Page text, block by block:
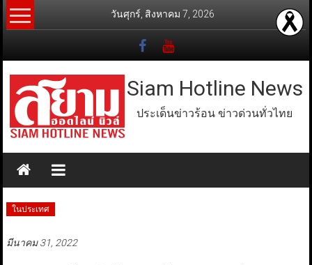
Skip
to
วันศุกร์, สิงหาคม 7, 2026
Siam Hotline News
ประเด็นข่าวร้อน ข่าวด่วนทั่วไทย
ในประเทศ
มีนาคม 31, 2022